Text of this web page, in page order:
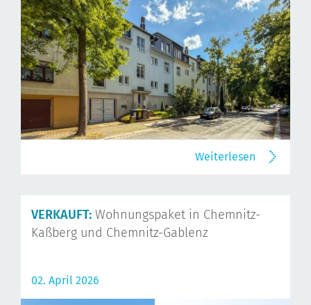
Weiterlesen
VERKAUFT: Wohnungspaket in Chemnitz-
Kaßberg und Chemnitz-Gablenz
02. April 2026